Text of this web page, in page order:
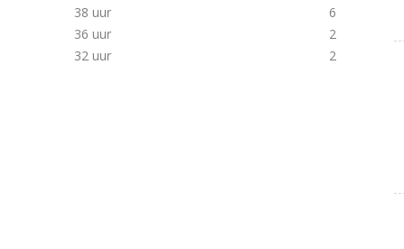
38 uur
6
36 uur
2
32 uur
2